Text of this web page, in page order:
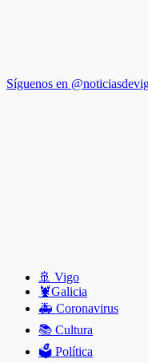
Síguenos en
🚢 Vigo
🦞️Galicia
🚑 Coronavirus
📚 Cultura
🗳️ Política